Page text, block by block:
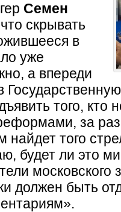
Семен
скрывать
в
уже
а впереди
того, кто
за
того
будет ли это
должен быть